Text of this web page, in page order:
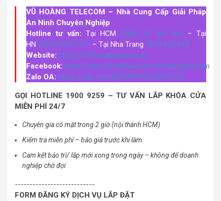
VŨ HOÀNG TELECOM – Nhà Cung Cấp Giải Pháp
An Ninh Chuyên Nghiệp
Hotline tư vấn: Tại HCM (028) 35 166 166 – Tại
HN (024) 6256 1111 – Tại Nha Trang 0915 810 810
Website: https://vuhoangtelecom.vn/
Facebook: https://www.facebook.com/vuhoangtelecom
Zalo OA: https://zalo.me/4227899741012417751
GỌI HOTLINE 1900 9259 – TƯ VẤN LẮP KHÓA CỬA
MIỄN PHÍ 24/7
Chuyên gia có mặt trong 2 giờ (nội thành HCM)
Kiểm tra miễn phí – báo giá trước khi làm
Cam kết bảo trì/ lắp mới xong trong ngày – không để doanh
nghiệp chờ đợi
---------------------------
FORM ĐĂNG KÝ DỊCH VỤ LẮP ĐẶT